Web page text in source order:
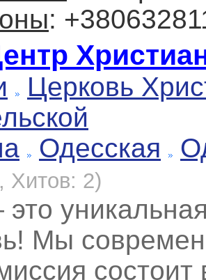
:
Церковь
Одесская
Хитов: 2)
Мы
состоит